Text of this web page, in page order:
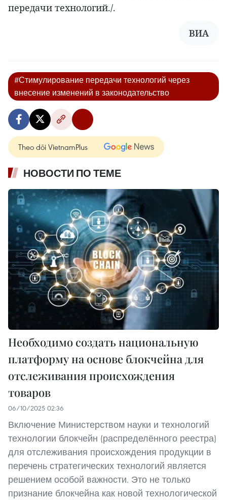
передачи технологий./.
ВИА
#Стимулирование передачи технологий через
внесение изменений в законодательство
Theo dõi VietnamPlus
НОВОСТИ ПО ТЕМЕ
Необходимо создать национальную
платформу на основе блокчейна для
отслеживания происхождения
товаров
06/10/2025 02:36
Включение Министерством науки и технологий
технологии блокчейн (распределённого реестра)
для отслеживания происхождения продукции в
перечень стратегических технологий является
решением особой важности. Это не только
признание блокчейна как новой технологической